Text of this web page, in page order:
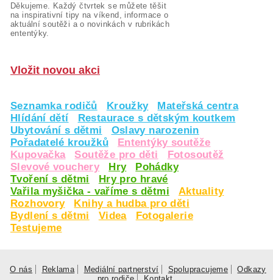
Děkujeme. Každý čtvrtek se můžete těšit
na inspirativní tipy na víkend, informace o
aktuální soutěži a o novinkách v rubrikách
ententýky.
Vložit novou akci
Seznamka rodičů Kroužky
Mateřská centra
Hlídání dětí
Restaurace s dětským koutkem
Ubytování s dětmi
Oslavy narozenin
Pořadatelé kroužků
Ententýky soutěže
Kupovačka
Soutěže pro děti
Fotosoutěž
Slevové vouchery
Hry
Pohádky
Tvoření s dětmi
Hry pro hravé
Vařila myšička - vaříme s dětmi
Aktuality
Rozhovory
Knihy a hudba pro děti
Bydlení s dětmi
Videa
Fotogalerie
Testujeme
O nás Reklama Mediální partnerství Spolupracujeme
Odkazy